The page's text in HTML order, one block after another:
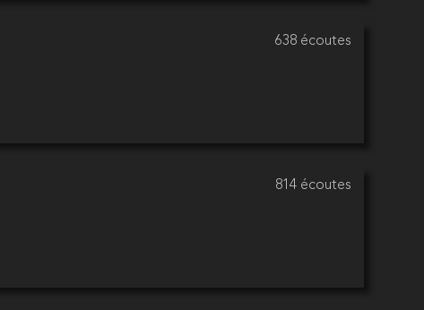
638 écoutes
814 écoutes